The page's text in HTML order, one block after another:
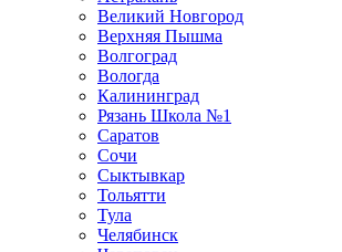
Великий Новгород
Верхняя Пышма
Волгоград
Вологда
Калининград
Рязань Школа №1
Саратов
Сочи
Сыктывкар
Тольятти
Тула
Челябинск